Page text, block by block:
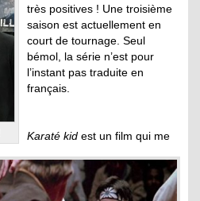
très positives ! Une troisième
saison est actuellement en
court de tournage. Seul
bémol, la série n’est pour
l’instant pas traduite en
français.
Karaté kid est un film qui me